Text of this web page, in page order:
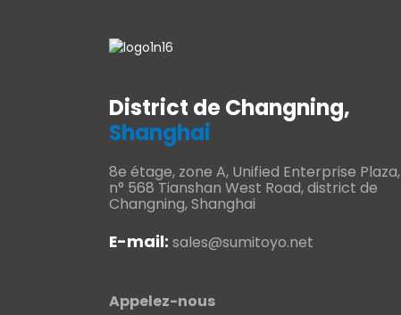
District de Changning,
Shanghai
8e étage, zone A, Unified Enterprise Plaza,
n° 568 Tianshan West Road, district de
Changning, Shanghai
E-mail: sales@sumitoyo.net
Appelez-nous